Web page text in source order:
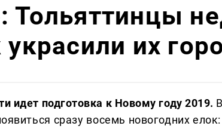
Тольяттинцы
их
идет подготовка к Новому году 2019.
сразу восемь новогодних